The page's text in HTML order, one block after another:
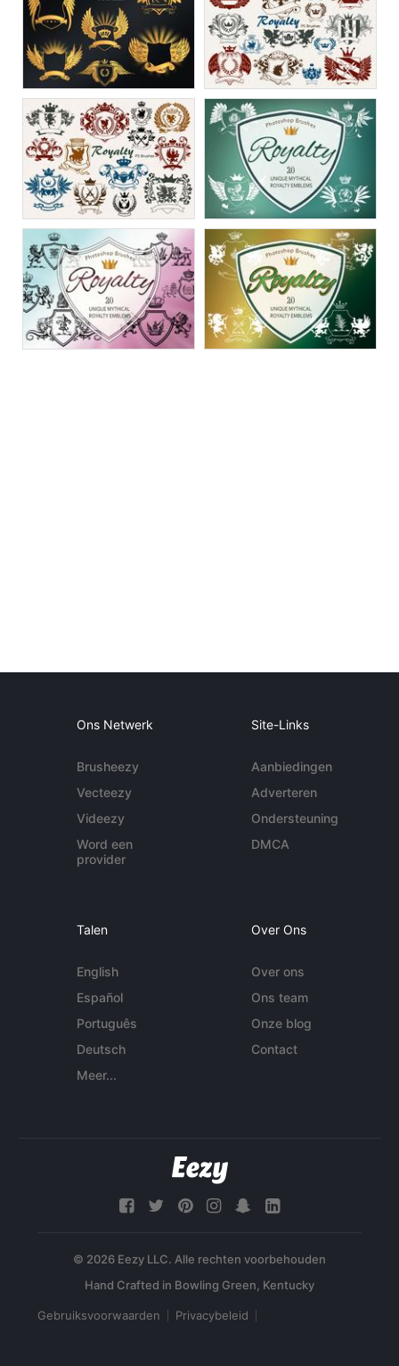
Ons Netwerk
Brusheezy
Vecteezy
Videezy
Word een
provider
Site-Links
Aanbiedingen
Adverteren
Ondersteuning
DMCA
Talen
English
Español
Português
Deutsch
Meer...
Over Ons
Over ons
Ons team
Onze blog
Contact
© 2026 Eezy LLC. Alle rechten voorbehouden
Gebruiksvoorwaarden Privacybeleid